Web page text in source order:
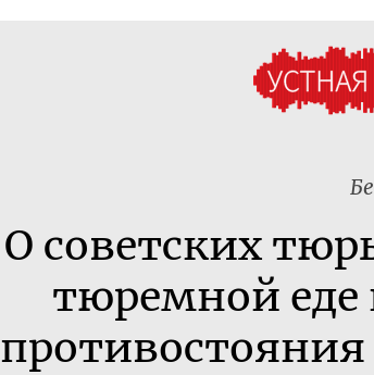
О советских
тюремной